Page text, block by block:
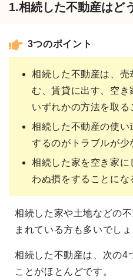
1.相続した不動産はど
3つのポイント
相続した不動産は、
む、賃貸に出す、空
いずれかの方法を取る
相続した不動産の使
するのがトラブルが少
相続した家を空き家
わぬ損をすることにな
相続した家や土地などの
まれている方も多いでしょ
相続した不動産は、次の4
ことがほとんどです。